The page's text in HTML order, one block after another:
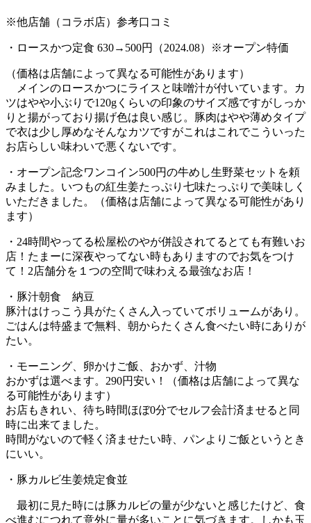
※他店舗（コラボ店）参考口コミ
・ロースかつ定食 630→ 500円（2024.08） ※オープン特価
（価格は店舗によって異なる可能性があります）
メインのロースかつにライスと味噌汁が付いています。カ
ツはやや小ぶりで120g くらいの印象のサイズ感ですがしっか
りと揚がっており揚げ色は良い感じ。豚肉はやや薄めタイプ
で衣は少し厚めなそんなカツですがこれはこれでこういった
お店らしい味わいで悪くないです。
・オープン記念ワンコイン500円の牛めし生野菜セットを頼
みました。いつもの紅生姜たっぷり七味たっぷりで美味しく
いただきました。（価格は店舗によって異なる可能性があり
ます）
・ 24時間やってる松屋松のやが併設されてるとても有難いお
店！たまーに深夜やってない時もありますのでお気をつけ
て！ 2店舗分を１つの空間で味わえる最強なお店！
・豚汁朝食 納豆
豚汁はけっこう具がたくさん入っていてボリュームがあり。
ごはんは特盛まで無料、朝からたくさん食べたい時にありが
たい。
・モーニング、卵かけご飯、おかず、汁物
おかずは選べます。 290円安い！（価格は店舗によって異な
る可能性があります）
お店もきれい、待ち時間ほぼ0分でセルフ会計済ませると同
時に出来てました。
時間がないので軽く済ませたい時、パンよりご飯というとき
にいい。
・豚カルビ生姜焼定食並
最初に見た時には豚カルビの量が少ないと感じたけど、食
べ進むにつれて意外に量が多いことに気づきます。しかも玉